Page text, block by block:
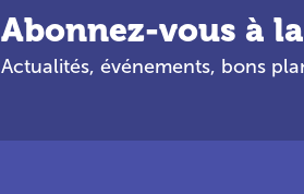
Abonnez-vous à
Actualités, événements, bons